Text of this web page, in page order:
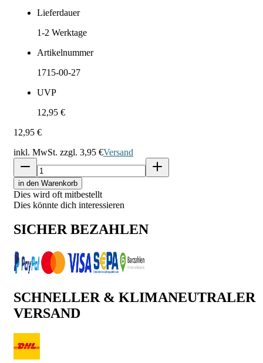
Lieferdauer
1-2 Werktage
Artikelnummer
1715-00-27
UVP
12,95 €
12,95 €
inkl. MwSt. zzgl. 3,95 €Versand
in den Warenkorb
Dies wird oft mitbestellt
Dies könnte dich interessieren
SICHER BEZAHLEN
SCHNELLER & KLIMANEUTRALER
VERSAND